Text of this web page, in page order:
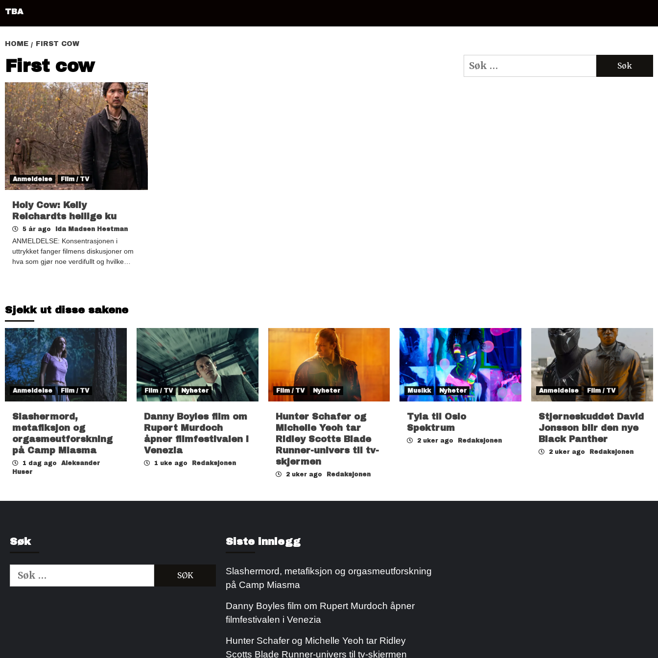
TBA
HOME FIRST COW
First cow
Anmeldelse Film / TV
Holy Cow: Kelly
Reichardts hellige ku
5 år ago Ida Madsen Hestman
ANMELDELSE: Konsentrasjonen i
uttrykket fanger filmens diskusjoner om
hva som gjør noe verdifullt og hvilke…
Søk
etter:
Sjekk ut disse sakene
Anmeldelse Film / TV
Slashermord,
metafiksjon og
orgasmeutforskning
på Camp Miasma
1 dag ago
Aleksander
Huser
Film / TV Nyheter
Danny Boyles film om
Rupert Murdoch
åpner filmfestivalen i
Venezia
1 uke ago Redaksjonen
Film / TV Nyheter
Hunter Schafer og
Michelle Yeoh tar
Ridley Scotts Blade
Runner-univers til tv-
skjermen
2 uker ago Redaksjonen
Musikk Nyheter
Tyla til Oslo
Spektrum
2 uker ago Redaksjonen
Anmeldelse Film / TV
Stjerneskuddet David
Jonsson blir den nye
Black Panther
2 uker ago Redaksjonen
Søk
Søk
etter:
Siste innlegg
Slashermord, metafiksjon og orgasmeutforskning
på Camp Miasma
Danny Boyles film om Rupert Murdoch åpner
filmfestivalen i Venezia
Hunter Schafer og Michelle Yeoh tar Ridley
Scotts Blade Runner-univers til tv-skjermen